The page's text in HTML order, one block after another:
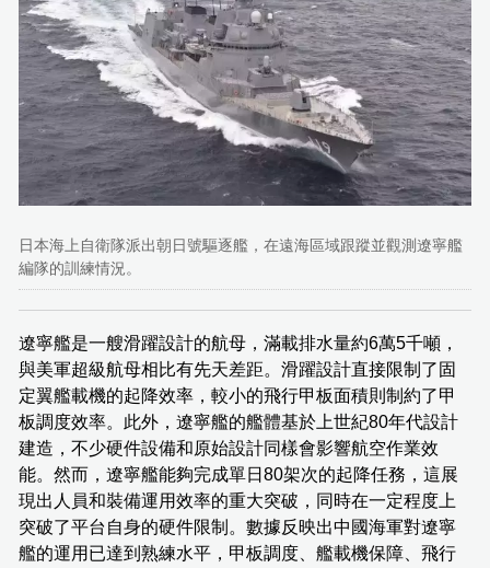
日本海上自衛隊派出朝日號驅逐艦，在遠海區域跟蹤並觀測遼寧艦
編隊的訓練情況。
遼寧艦是一艘滑躍設計的航母，滿載排水量約6萬5千噸，
與美軍超級航母相比有先天差距。滑躍設計直接限制了固
定翼艦載機的起降效率，較小的飛行甲板面積則制約了甲
板調度效率。此外，遼寧艦的艦體基於上世紀80年代設計
建造，不少硬件設備和原始設計同樣會影響航空作業效
能。然而，遼寧艦能夠完成單日80架次的起降任務，這展
現出人員和裝備運用效率的重大突破，同時在一定程度上
突破了平台自身的硬件限制。數據反映出中國海軍對遼寧
艦的運用已達到熟練水平，甲板調度、艦載機保障、飛行